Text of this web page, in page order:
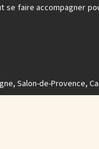
se faire accompagner
Salon-de-Provence,
villages chaleureux.